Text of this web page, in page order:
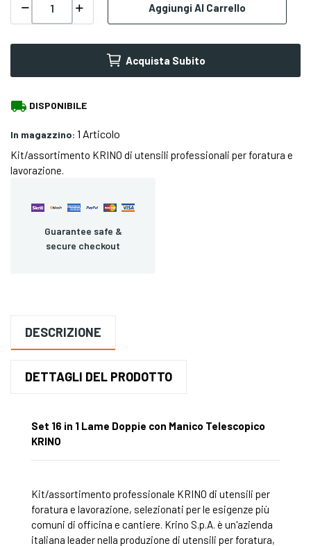
Aggiungi Al Carrello
Acquista Subito
local_shipping DISPONIBILE
In magazzino: 1 Articolo
Kit/assortimento KRINO di utensili professionali per foratura e
lavorazione.
Guarantee safe &
secure checkout
DESCRIZIONE
DETTAGLI DEL PRODOTTO
Set 16 in 1 Lame Doppie con Manico Telescopico
KRINO
Kit/assortimento professionale KRINO di utensili per
foratura e lavorazione, selezionati per le esigenze più
comuni di officina e cantiere. Krino S.p.A. è un'azienda
italiana leader nella produzione di utensili per foratura,